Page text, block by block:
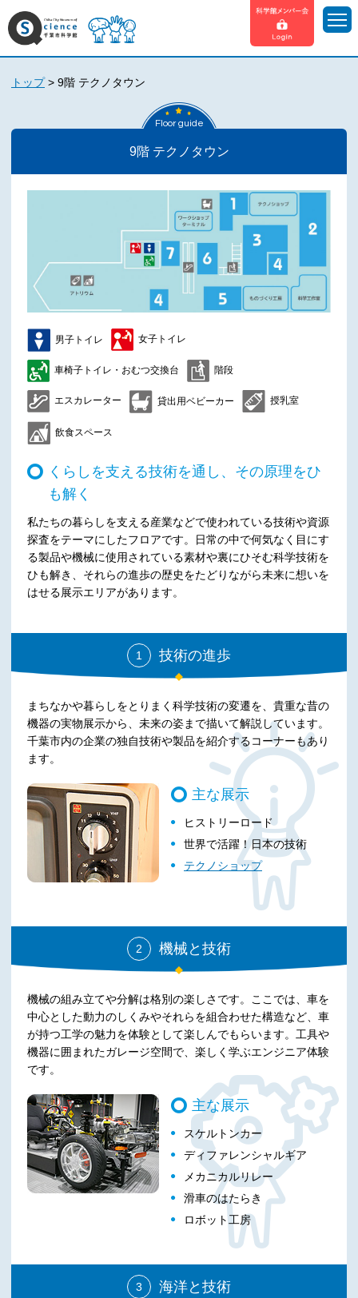
トップ> 9階 テクノタウン
Floor guide
9階 テクノタウン
男子トイレ 女子トイレ
車椅子トイレ・おむつ交換台 階段
エスカレーター 貸出用ベビーカー 授乳室
飲食スペース
くらしを支える技術を通し、その原理をひ
も解く
私たちの暮らしを支える産業などで使われている技術や資源
探査をテーマにしたフロアです。日常の中で何気なく目にす
る製品や機械に使用されている素材や裏にひそむ科学技術を
ひも解き、それらの進歩の歴史をたどりながら未来に想いを
はせる展示エリアがあります。
1 技術の進歩
まちなかや暮らしをとりまく科学技術の変遷を、貴重な昔の
機器の実物展示から、未来の姿まで描いて解説しています。
千葉市内の企業の独自技術や製品を紹介するコーナーもあり
ます。
主な展示
ヒストリーロード
世界で活躍！日本の技術
テクノショップ
2 機械と技術
機械の組み立てや分解は格別の楽しさです。ここでは、車を
中心とした動力のしくみやそれらを組合わせた構造など、車
が持つ工学の魅力を体験として楽しんでもらいます。工具や
機器に囲まれたガレージ空間で、楽しく学ぶエンジニア体験
です。
主な展示
スケルトンカー
ディファレンシャルギア
メカニカルリレー
滑車のはたらき
ロボット工房
3 海洋と技術